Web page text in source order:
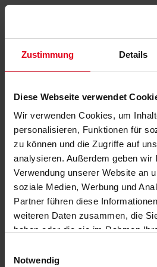
Zustimmung Details
Diese Webseite verwendet
Wir verwenden Cookies, um
personalisieren, Funktionen für
zu können und die Zugriffe auf
analysieren. Außerdem geben wir
Verwendung unserer Website an
soziale Medien, Werbung und
Partner führen diese
weiteren Daten zusammen, die
haben oder die sie im Rahmen
Notwendig